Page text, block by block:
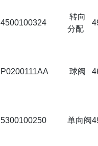
4500100324
转向
分配
P0200111AA 球阀
5300100250 单向阀